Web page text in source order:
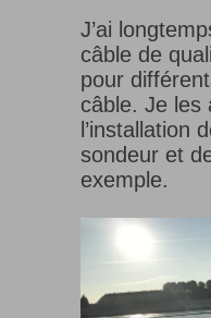
J’ai
câble de
pour
câble. Je les
l’installation
sondeur et
exemple.